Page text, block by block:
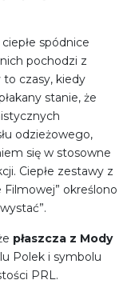
spódnice
pochodzi z
to czasy, kiedy
stanie, że
odzieżowego,
się w stosowne
Ciepłe zestawy z
Filmowej” określono
płaszcza z Mody
Polek i symbolu
PRL.